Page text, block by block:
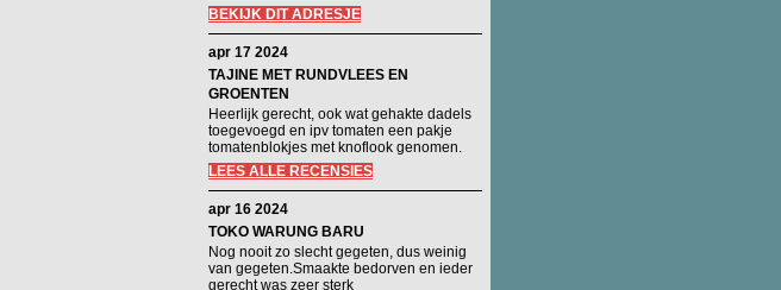
BEKIJK DIT ADRESJE
apr 17 2024
TAJINE MET RUNDVLEES EN
GROENTEN
Heerlijk gerecht, ook wat gehakte dadels
toegevoegd en ipv tomaten een pakje
tomatenblokjes met knoflook genomen.
LEES ALLE RECENSIES
apr 16 2024
TOKO WARUNG BARU
Nog nooit zo slecht gegeten, dus weinig
van gegeten.Smaakte bedorven en ieder
gerecht was zeer sterk